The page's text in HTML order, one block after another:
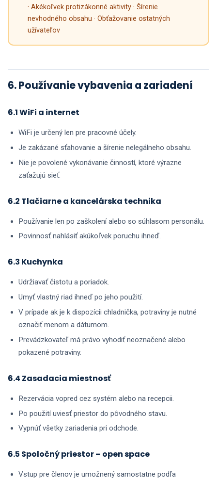
· Akékoľvek protizákonné aktivity · Šírenie
nevhodného obsahu · Obťažovanie ostatných
užívateľov
6. Používanie vybavenia a zariadení
6.1 WiFi a internet
WiFi je určený len pre pracovné účely.
Je zakázané sťahovanie a šírenie nelegálneho obsahu.
Nie je povolené vykonávanie činností, ktoré výrazne
zaťažujú sieť.
6.2 Tlačiarne a kancelárska technika
Používanie len po zaškolení alebo so súhlasom personálu.
Povinnosť nahlásiť akúkoľvek poruchu ihneď.
6.3 Kuchynka
Udržiavať čistotu a poriadok.
Umyť vlastný riad ihneď po jeho použití.
V prípade ak je k dispozícii chladnička, potraviny je nutné
označiť menom a dátumom.
Prevádzkovateľ má právo vyhodiť neoznačené alebo
pokazené potraviny.
6.4 Zasadacia miestnosť
Rezervácia vopred cez systém alebo na recepcii.
Po použití uviesť priestor do pôvodného stavu.
Vypnúť všetky zariadenia pri odchode.
6.5 Spoločný priestor – open space
Vstup pre členov je umožnený samostatne podľa